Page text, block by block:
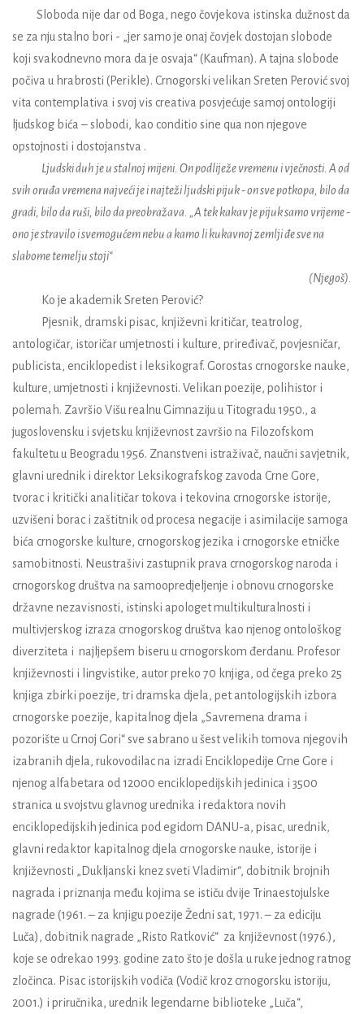
Sloboda nije dar od Boga, nego čovjekova istinska dužnost da
se za nju stalno bori - „jer samo je onaj čovjek dostojan slobode
koji svakodnevno mora da je osvaja“ (Kaufman). A tajna slobode
počiva u hrabrosti (Perikle). Crnogorski velikan Sreten Perović svoj
vita contemplativa i svoj vis creativa posvjećuje samoj ontologiji
ljudskog bića – slobodi, kao conditio sine qua non njegove
opstojnosti i dostojanstva .
Ljudski duh je u stalnoj mijeni. On podliježe vremenu i vječnosti. A od
svih oruđa vremena najveći je i najteži ljudski pijuk - on sve potkopa, bilo da
gradi, bilo da ruši, bilo da preobražava. „A tek kakav je pijuk samo vrijeme -
ono je stravilo i svemogućem nebu a kamo li kukavnoj zemlji đe sve na
slabome temelju stoji“
(Njegoš).
Ko je akademik Sreten Perović?
Pjesnik, dramski pisac, književni kritičar, teatrolog,
antologičar, istoričar umjetnosti i kulture, priređivač, povjesničar,
publicista, enciklopedist i leksikograf. Gorostas crnogorske nauke,
kulture, umjetnosti i književnosti. Velikan poezije, polihistor i
polemah. Završio Višu realnu Gimnaziju u Titogradu 1950., a
jugoslovensku i svjetsku književnost završio na Filozofskom
fakultetu u Beogradu 1956. Znanstveni istraživač, naučni savjetnik,
glavni urednik i direktor Leksikografskog zavoda Crne Gore,
tvorac i kritički analitičar tokova i tekovina crnogorske istorije,
uzvišeni borac i zaštitnik od procesa negacije i asimilacije samoga
bića crnogorske kulture, crnogorskog jezika i crnogorske etničke
samobitnosti. Neustrašivi zastupnik prava crnogorskog naroda i
crnogorskog društva na samoopredjeljenje i obnovu crnogorske
državne nezavisnosti, istinski apologet multikulturalnosti i
multivjerskog izraza crnogorskog društva kao njenog ontološkog
diverziteta i najljepšem biseru u crnogorskom đerdanu. Profesor
književnosti i lingvistike, autor preko 70 knjiga, od čega preko 25
knjiga zbirki poezije, tri dramska djela, pet antologijskih izbora
crnogorske poezije, kapitalnog djela „Savremena drama i
pozorište u Crnoj Gori“ sve sabrano u šest velikih tomova njegovih
izabranih djela, rukovodilac na izradi Enciklopedije Crne Gore i
njenog alfabetara od 12000 enciklopedijskih jedinica i 3500
stranica u svojstvu glavnog urednika i redaktora novih
enciklopedijskih jedinica pod egidom DANU-a, pisac, urednik,
glavni redaktor kapitalnog djela crnogorske nauke, istorije i
književnosti „Dukljanski knez sveti Vladimir“, dobitnik brojnih
nagrada i priznanja među kojima se ističu dvije Trinaestojulske
nagrade (1961. – za knjigu poezije Žedni sat, 1971. – za ediciju
Luča), dobitnik nagrade „Risto Ratković“ za književnost (1976.),
koje se odrekao 1993. godine zato što je došla u ruke jednog ratnog
zločinca. Pisac istorijskih vodiča (Vodič kroz crnogorsku istoriju,
2001.) i priručnika, urednik legendarne biblioteke „Luča“,